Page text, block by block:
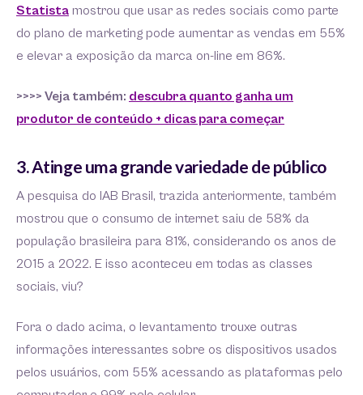
Statista mostrou que usar as redes sociais como parte
do plano de marketing pode aumentar as vendas em 55%
e elevar a exposição da marca on-line em 86%.
>>>> Veja também: descubra quanto ganha um
produtor de conteúdo + dicas para começar
3. Atinge uma grande variedade de público
A pesquisa do IAB Brasil, trazida anteriormente, também
mostrou que o consumo de internet saiu de 58% da
população brasileira para 81%, considerando os anos de
2015 a 2022. E isso aconteceu em todas as classes
sociais, viu?
Fora o dado acima, o levantamento trouxe outras
informações interessantes sobre os dispositivos usados
pelos usuários, com 55% acessando as plataformas pelo